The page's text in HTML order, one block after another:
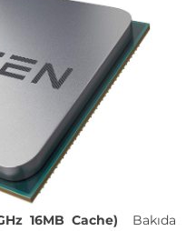
16MB Cache)
Bakıda